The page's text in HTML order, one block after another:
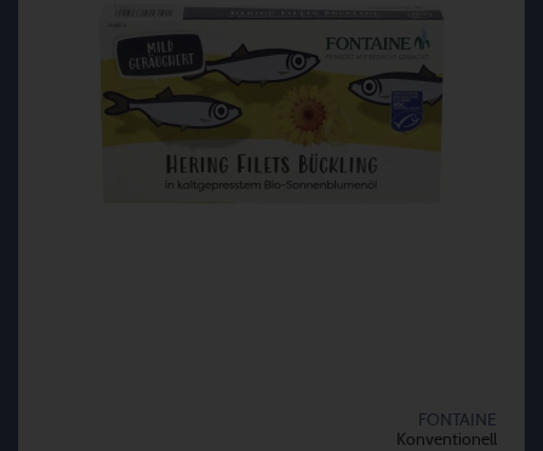
FONTAINE
Konventionell